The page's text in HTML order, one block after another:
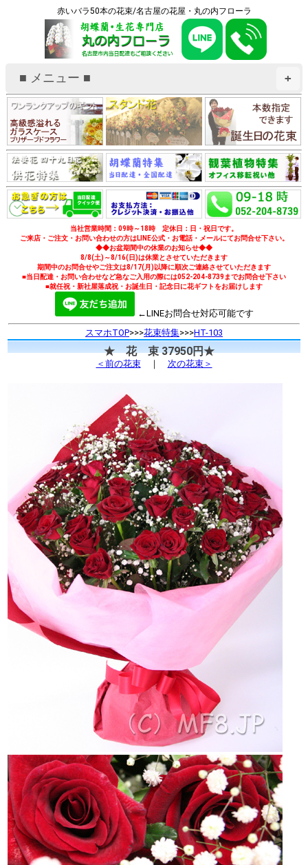
赤いバラ50本の花束/名古屋の花屋・丸の内フローラ
+
■ メニュー ■
当社営業時間：09時～18時 定休日：日・祝日です。
ご来店・ご注文・お問い合わせの方はLINE公式・お電話・メールにてお問合せ下さい。
◆◆お盆期間中の休業のお知らせ◆◆
8/8(土)～8/16(日)は休業とさせていただきます
期間中のお問合せやご注文は8/17(月)以降に順次ご連絡させていただきます
■当日配達・お問い合わせなど急なご入用の際には052-204-8739までお問合せ下さい
■就任祝・新社屋落成祝・お誕生日・記念日に花ギフトをお届けします
←LINEお問合せ対応可能です
スマホTOP>>>花束特集>>>HT-103
★ 花 束 37950円★
＜前の花束｜ 次の花束＞